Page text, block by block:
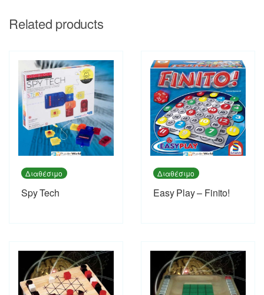
Related products
Διαθέσιμο
Spy Tech
Διαθέσιμο
Easy Play – Finito!